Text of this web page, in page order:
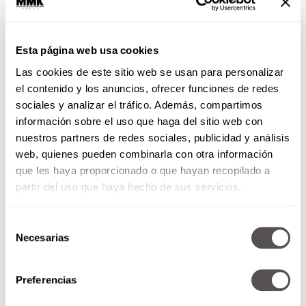
Esta página web usa cookies
Las cookies de este sitio web se usan para personalizar
el contenido y los anuncios, ofrecer funciones de redes
sociales y analizar el tráfico. Además, compartimos
información sobre el uso que haga del sitio web con
nuestros partners de redes sociales, publicidad y análisis
web, quienes pueden combinarla con otra información
que les haya proporcionado o que hayan recopilado a
partir del uso que haya hecho de sus servicios.
Necesarias
Preferencias
por eso, tienes que evitar caer en estos
5 hábitos de las mujeres
¡Fuerte como un roble!
emocionalmente sanas estarás en el